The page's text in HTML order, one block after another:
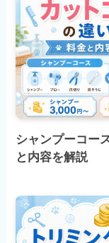
シャンプーコー
と内容を解説